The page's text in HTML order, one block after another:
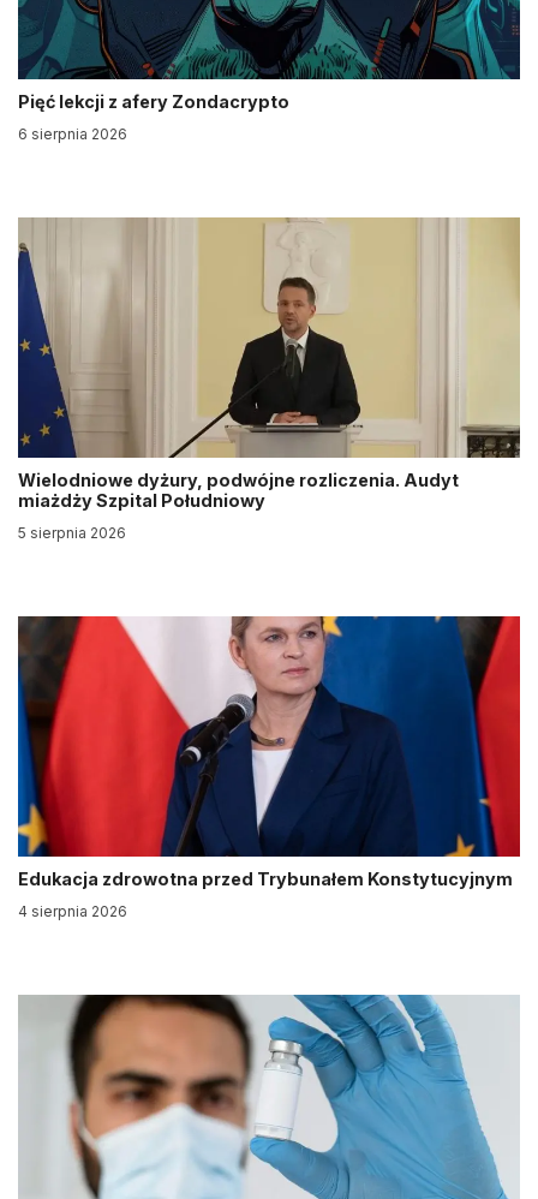
Pięć lekcji z afery Zondacrypto
6 sierpnia 2026
Wielodniowe dyżury, podwójne rozliczenia. Audyt
miażdży Szpital Południowy
5 sierpnia 2026
Edukacja zdrowotna przed Trybunałem Konstytucyjnym
4 sierpnia 2026